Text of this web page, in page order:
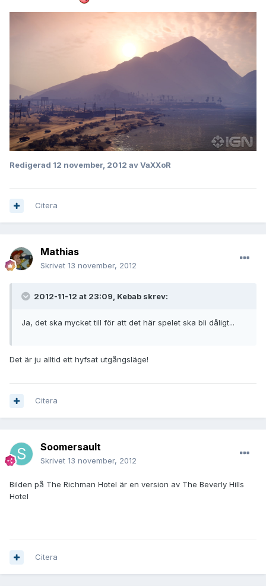
Redigerad 12 november, 2012 av VaXXoR
Citera
Mathias
Skrivet 13 november, 2012
2012-11-12 at 23:09, Kebab skrev:
Ja, det ska mycket till för att det här spelet ska bli dåligt...
Det är ju alltid ett hyfsat utgångsläge!
Citera
Soomersault
Skrivet 13 november, 2012
Bilden på The Richman Hotel är en version av The Beverly Hills
Hotel
Citera